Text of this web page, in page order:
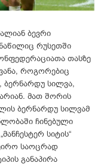
ბევრი
რუსეთში
თასზე
როგორებიც
სილვა,
მათ შორის
ბერნარდუ სილვამ
ჩინებული
სიტის“
საოცრად
განაპირა